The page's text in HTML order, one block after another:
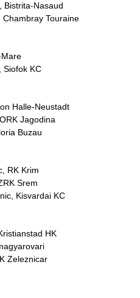
Bistrita-Nasaud
Touraine
Siofok KC
Halle-Neustadt
Jagodina
Buzau
RK Krim
Srem
Kisvardai KC
HK
Zeleznicar